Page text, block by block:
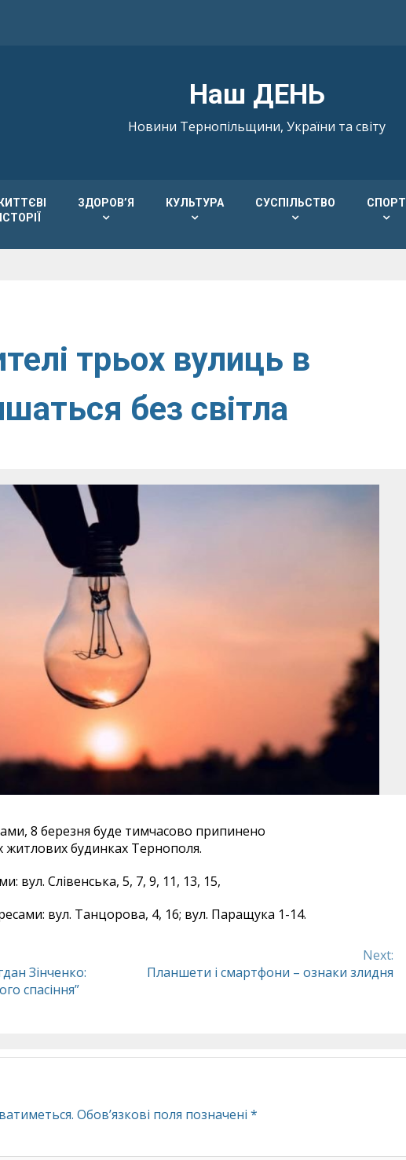
Наш ДЕНЬ
Новини Тернопільщини, України та світу
ІСТОРІЇ
ЗДОРОВ’Я КУЛЬТУРА СУСПІЛЬСТВО СПОРТ
трьох вулиць в
без світла
8 березня буде тимчасово припинено
будинках Тернополя.
вул. Слівенська, 5, 7, 9, 11, 13, 15,
вул. Танцорова, 4, 16; вул. Паращука 1-14.
Зінченко:
спасіння”
Next:
Планшети і смартфони – ознаки злидня
Обов’язкові поля позначені *